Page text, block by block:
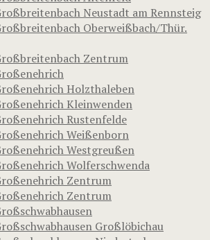
Neustadt am Rennsteig
Oberweißbach/Thür.
Zentrum
Holzthaleben
Kleinwenden
Rustenfelde
Weißenborn
Westgreußen
Wolferschwenda
Zentrum
Zentrum
Großlöbichau